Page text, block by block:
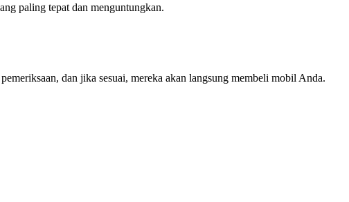
paling tepat dan menguntungkan.
dan jika sesuai, mereka akan langsung membeli mobil Anda.